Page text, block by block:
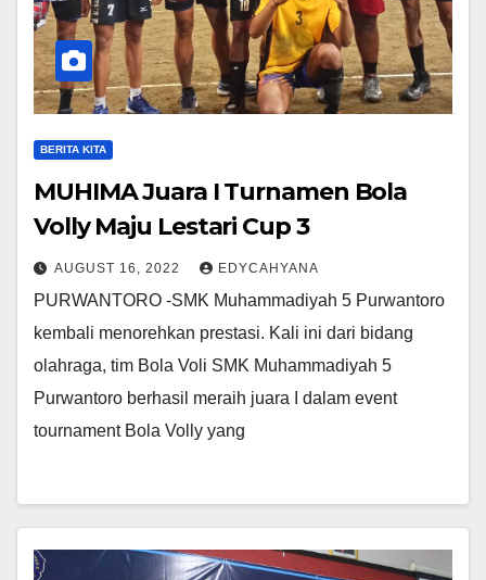
BERITA KITA
MUHIMA Juara I Turnamen Bola
Volly Maju Lestari Cup 3
AUGUST 16, 2022 EDYCAHYANA
PURWANTORO -SMK Muhammadiyah 5 Purwantoro
kembali menorehkan prestasi. Kali ini dari bidang
olahraga, tim Bola Voli SMK Muhammadiyah 5
Purwantoro berhasil meraih juara I dalam event
tournament Bola Volly yang